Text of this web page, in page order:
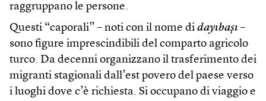
raggruppano le persone.
Questi “caporali” – noti con il nome di dayıbaşı –
sono figure imprescindibili del comparto agricolo
turco. Da decenni organizzano il trasferimento dei
migranti stagionali dall’est povero del paese verso
i luoghi dove c’è richiesta. Si occupano di viaggio e